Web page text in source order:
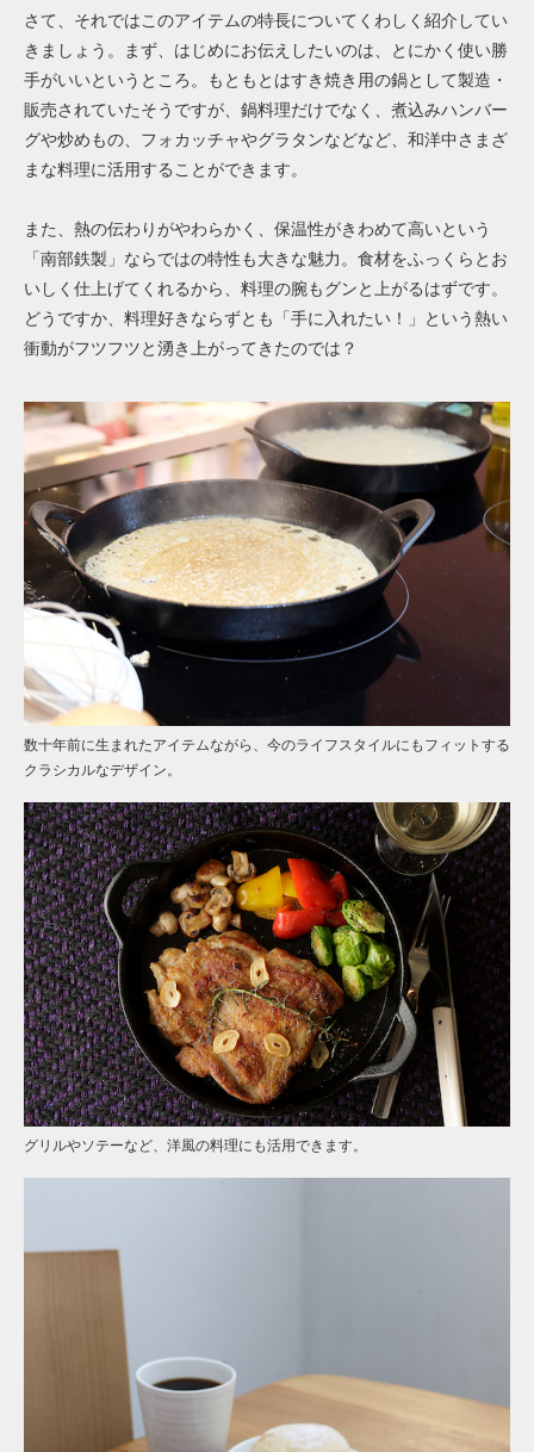
さて、それではこのアイテムの特長についてくわしく紹介してい
きましょう。まず、はじめにお伝えしたいのは、とにかく使い勝
手がいいというところ。もともとはすき焼き用の鍋として製造・
販売されていたそうですが、鍋料理だけでなく、煮込みハンバー
グや炒めもの、フォカッチャやグラタンなどなど、和洋中さまざ
まな料理に活用することができます。
また、熱の伝わりがやわらかく、保温性がきわめて高いという
「南部鉄製」ならではの特性も大きな魅力。食材をふっくらとお
いしく仕上げてくれるから、料理の腕もグンと上がるはずです。
どうですか、料理好きならずとも「手に入れたい！」という熱い
衝動がフツフツと湧き上がってきたのでは？
数十年前に生まれたアイテムながら、今のライフスタイルにもフィットする
クラシカルなデザイン。
グリルやソテーなど、洋風の料理にも活用できます。